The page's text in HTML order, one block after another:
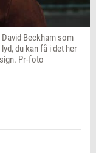
Beckham som
du kan få i det her
Pr-foto